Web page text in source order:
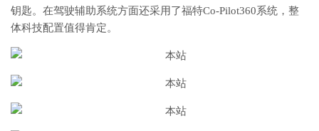
钥匙。在驾驶辅助系统方面还采用了福特Co-Pilot360系统，整
体科技配置值得肯定。